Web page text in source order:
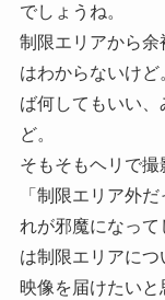
でしょうね。
制限エリアから
はわからないけ
ば何してもいい
ど。
そもそもヘリで撮
「制限エリア外
れが邪魔になっ
は制限エリアに
映像を届けたい